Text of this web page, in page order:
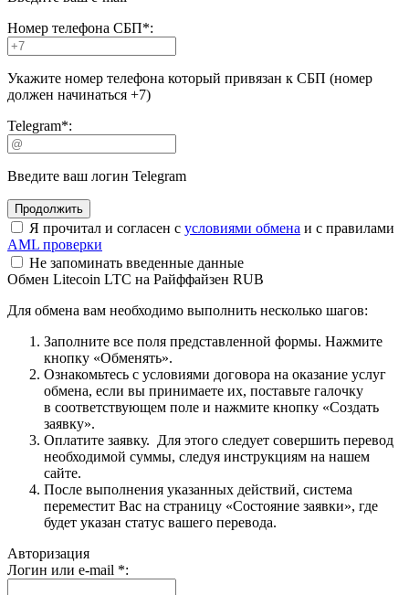
Номер телефона СБП*:
Укажите номер телефона который привязан к СБП (номер
должен начинаться +7)
Telegram*:
Введите ваш логин Telegram
Я прочитал и согласен с условиями обмена и с правилами
AML проверки
Не запоминать введенные данные
Обмен Litecoin LTC на Райффайзен RUB
Для обмена вам необходимо выполнить несколько шагов:
Заполните все поля представленной формы. Нажмите
кнопку «Обменять».
Ознакомьтесь с условиями договора на оказание услуг
обмена, если вы принимаете их, поставьте галочку
в соответствующем поле и нажмите кнопку «Создать
заявку».
Оплатите заявку. Для этого следует совершить перевод
необходимой суммы, следуя инструкциям на нашем
сайте.
После выполнения указанных действий, система
переместит Вас на страницу «Состояние заявки», где
будет указан статус вашего перевода.
Авторизация
Логин или e-mail *: